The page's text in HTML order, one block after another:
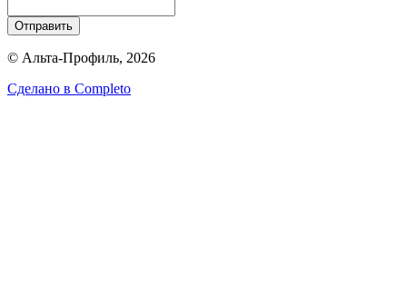
Отправить
© Альта-Профиль, 2026
Сделано в Completo